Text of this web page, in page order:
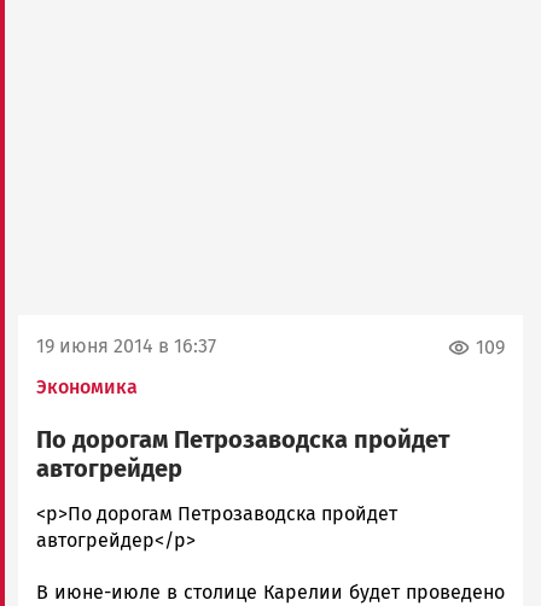
19 июня 2014 в 16:37
Экономика
109
По дорогам Петрозаводска пройдет
автогрейдер
admintimur
Новости
и
<p>По дорогам Петрозаводска пройдет
автогрейдер</p>
В июне-июле в столице Карелии будет проведено